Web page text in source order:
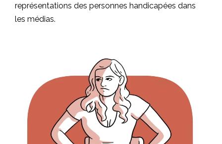
représentations des personnes handicapées dans
les médias.